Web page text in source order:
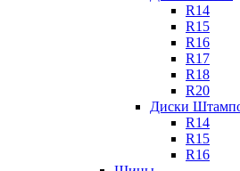
R14
R15
R16
R17
R18
R20
Диски
R14
R15
R16